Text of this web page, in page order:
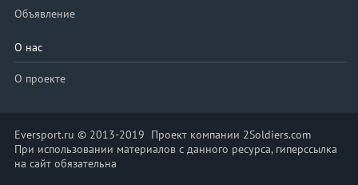
Объявление
О нас
О проекте
Eversport.ru © 2013-2019 Проект компании 2Soldiers.com
При использовании материалов с данного ресурса, гиперссылка
на сайт обязательна